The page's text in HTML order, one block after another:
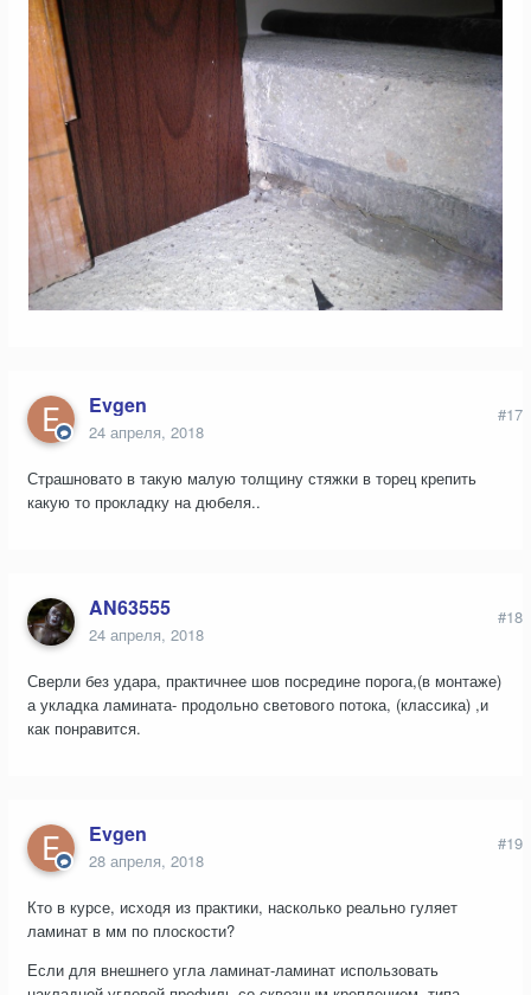
Evgen
24 апреля, 2018
#17
Страшновато в такую малую толщину стяжки в торец крепить
какую то прокладку на дюбеля..
AN63555
24 апреля, 2018
#18
Сверли без удара, практичнее шов посредине порога,(в монтаже)
а укладка ламината- продольно светового потока, (классика) ,и
как понравится.
Evgen
28 апреля, 2018
#19
Кто в курсе, исходя из практики, насколько реально гуляет
ламинат в мм по плоскости?
Если для внешнего угла ламинат-ламинат использовать